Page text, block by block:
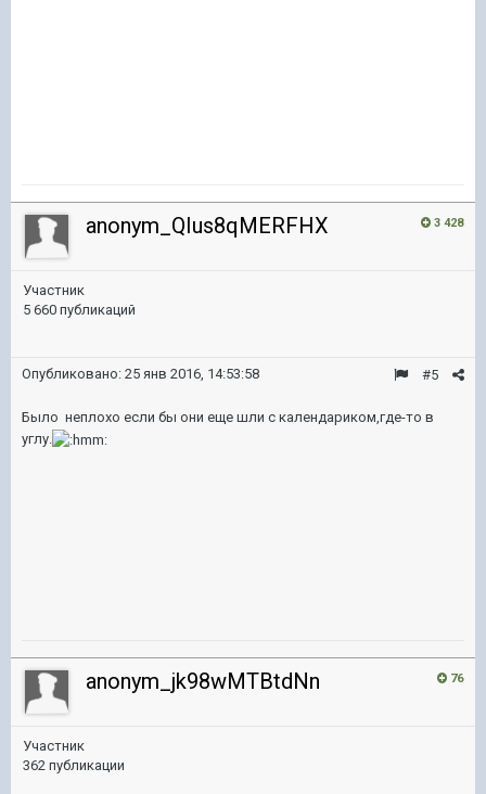
3 428
anonym_QIus8qMERFHX
Участник
5 660 публикаций
#5
Опубликовано: 25 янв 2016, 14:53:58
Было неплохо если бы они еще шли с календариком,где-то в
углу.
76
anonym_jk98wMTBtdNn
Участник
362 публикации